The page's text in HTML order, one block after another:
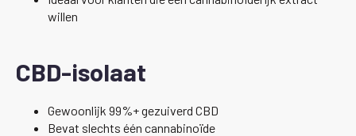
willen
CBD-isolaat
Gewoonlijk 99%+ gezuiverd CBD
Bevat slechts één cannabinoïde